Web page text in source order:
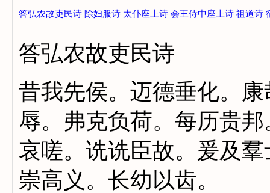
答弘农故吏民诗 除妇服诗 太仆座上诗 会王侍中座上诗 祖道诗
答弘农故吏民诗
昔我先侯。迈德垂化。
辱。弗克负荷。每历贵
哀嗟。诜诜臣故。爰及
崇高义。长幼以齿。